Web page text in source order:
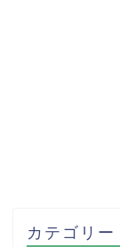
カテゴリー